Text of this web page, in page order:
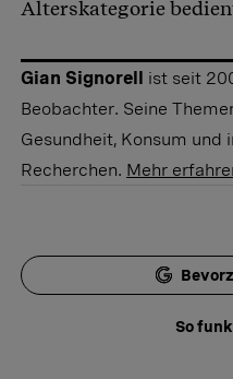
Alterskategorie
Gian Signorell
ist seit
Beobachter. Seine
Gesundheit, Konsum und
Recherchen. Mehr
So